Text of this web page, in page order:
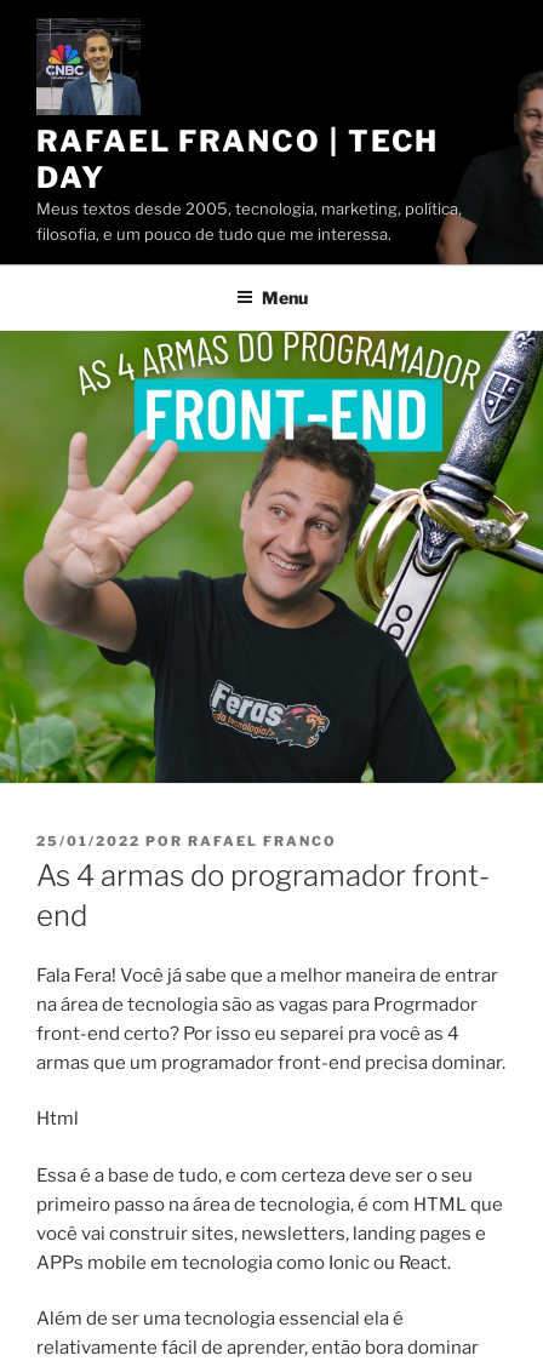
Pular
conteúdo
RAFAEL FRANCO | TECH
DAY
Meus textos desde 2005, tecnologia, marketing, política,
filosofia, e um pouco de tudo que me interessa.
Menu
PUBLICADO
EM
25/01/2022 POR RAFAEL FRANCO
As 4 armas do programador front-
end
Fala Fera! Você já sabe que a melhor maneira de entrar
na área de tecnologia são as vagas para Progrmador
front-end certo? Por isso eu separei pra você as 4
armas que um programador front-end precisa dominar.
Html
Essa é a base de tudo, e com certeza deve ser o seu
primeiro passo na área de tecnologia, é com HTML que
você vai construir sites, newsletters, landing pages e
APPs mobile em tecnologia como Ionic ou React.
Além de ser uma tecnologia essencial ela é
relativamente fácil de aprender, então bora dominar